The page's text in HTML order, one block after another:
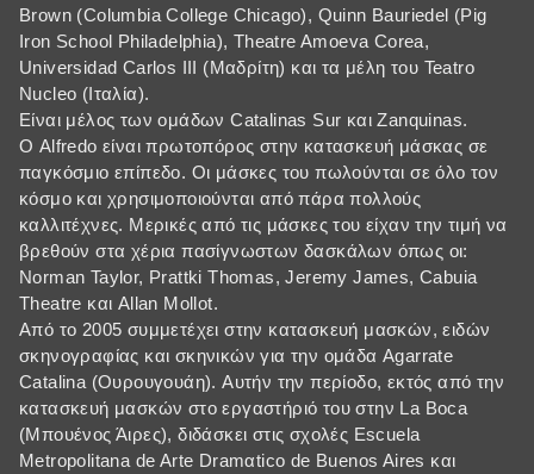
Brown (Columbia College Chicago), Quinn Bauriedel (Pig
Iron School Philadelphia), Theatre Amoeva Corea,
Universidad Carlos III (Μαδρίτη) και τα μέλη του Teatro
Nucleo (Ιταλία).
Είναι μέλος των ομάδων Catalinas Sur και Zanquinas.
Ο Alfredo είναι πρωτοπόρος στην κατασκευή μάσκας σε
παγκόσμιο επίπεδο. Οι μάσκες του πωλούνται σε όλο τον
κόσμο και χρησιμοποιούνται από πάρα πολλούς
καλλιτέχνες. Μερικές από τις μάσκες του είχαν την τιμή να
βρεθούν στα χέρια πασίγνωστων δασκάλων όπως οι:
Norman Taylor, Prattki Thomas, Jeremy James, Cabuia
Theatre και Allan Mollot.
Από το 2005 συμμετέχει στην κατασκευή μασκών, ειδών
σκηνογραφίας και σκηνικών για την ομάδα Agarrate
Catalina (Ουρουγουάη). Αυτήν την περίοδο, εκτός από την
κατασκευή μασκών στο εργαστήριό του στην La Boca
(Μπουένος Άιρες), διδάσκει στις σχολές Escuela
Metropolitana de Arte Dramαtico de Buenos Aires και